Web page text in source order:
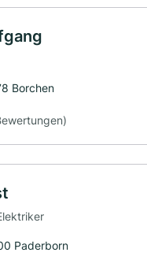
Borchen
Paderborn